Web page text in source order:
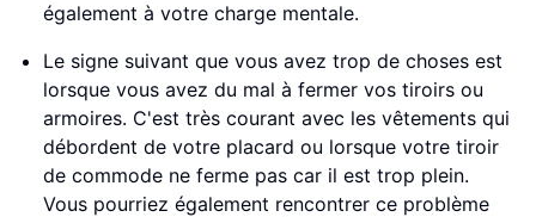
également à votre charge mentale.
Le signe suivant que vous avez trop de choses est
lorsque vous avez du mal à fermer vos tiroirs ou
armoires. C'est très courant avec les vêtements qui
débordent de votre placard ou lorsque votre tiroir
de commode ne ferme pas car il est trop plein.
Vous pourriez également rencontrer ce problème